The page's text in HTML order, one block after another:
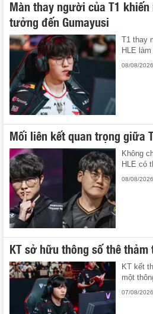
Màn thay người của T1
tưởng đến Gumayusi
T1 thay
HLE
08/08/2026
Mối liên kết quan trọng giữa
Không
HLE có
08/08/2026
KT sở hữu thông số thê thảm
KT kết
một
07/08/2026